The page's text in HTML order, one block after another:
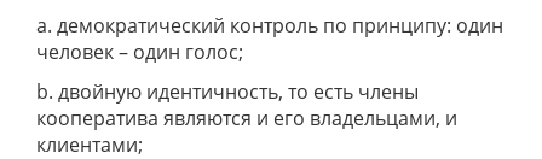
a. демократический контроль по принципу: один
человек – один голос;
b. двойную идентичность, то есть члены
кооператива являются и его владельцами, и
клиентами;